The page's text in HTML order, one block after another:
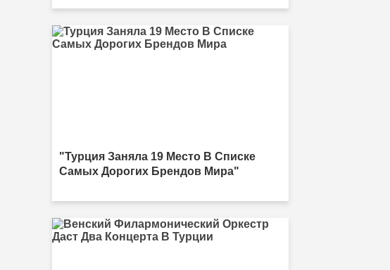
"Турция Заняла 19 Место В Списке
Самых Дорогих Брендов Мира"